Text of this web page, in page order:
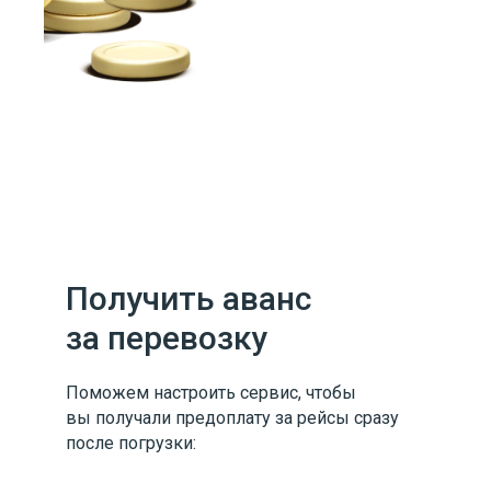
Получить аванс
за перевозку
Поможем настроить сервис, чтобы
вы получали предоплату за рейсы сразу
после погрузки: